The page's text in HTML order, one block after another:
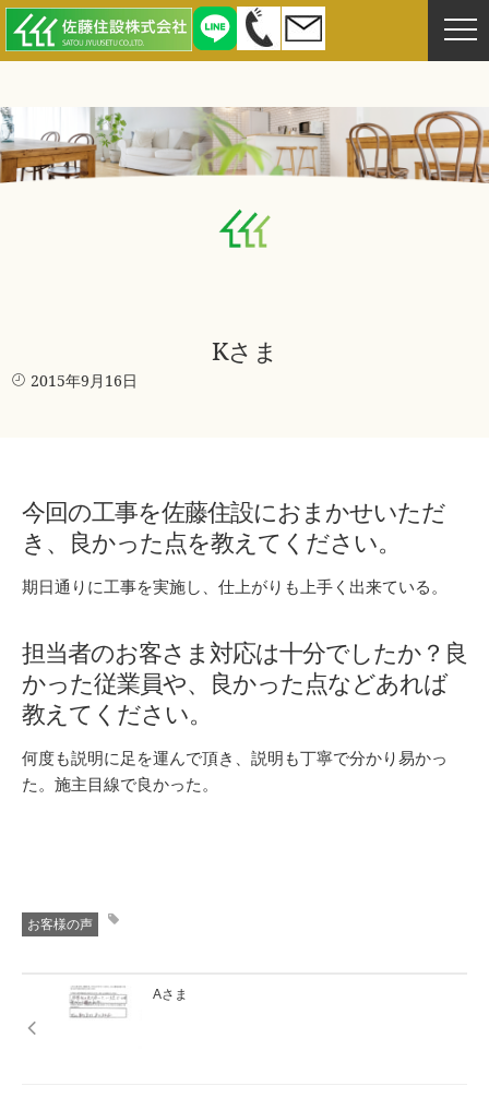
Kさま
2015年9月16日
今回の工事を佐藤住設におまかせいただ
き、良かった点を教えてください。
期日通りに工事を実施し、仕上がりも上手く出来ている。
担当者のお客さま対応は十分でしたか？良
かった従業員や、良かった点などあれば
教えてください。
何度も説明に足を運んで頂き、説明も丁寧で分かり易かっ
た。施主目線で良かった。
お客様の声
Aさま